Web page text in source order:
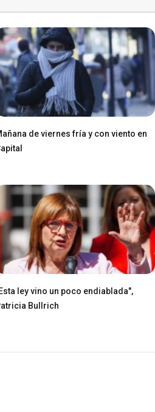
de viernes fría y con viento en
ley vino un poco endiablada",
Bullrich